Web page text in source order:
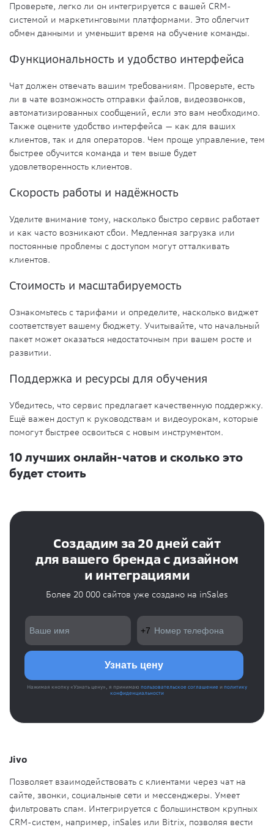
Проверьте, легко ли он интегрируется с вашей CRM-
системой и маркетинговыми платформами. Это облегчит
обмен данными и уменьшит время на обучение команды.
Функциональность и удобство интерфейса
Чат должен отвечать вашим требованиям. Проверьте, есть
ли в чате возможность отправки файлов, видеозвонков,
автоматизированных сообщений, если это вам необходимо.
Также оцените удобство интерфейса — как для ваших
клиентов, так и для операторов. Чем проще управление, тем
быстрее обучится команда и тем выше будет
удовлетворенность клиентов.
Скорость работы и надёжность
Уделите внимание тому, насколько быстро сервис работает
и как часто возникают сбои. Медленная загрузка или
постоянные проблемы с доступом могут отталкивать
клиентов.
Стоимость и масштабируемость
Ознакомьтесь с тарифами и определите, насколько виджет
соответствует вашему бюджету. Учитывайте, что начальный
пакет может оказаться недостаточным при вашем росте и
развитии.
Поддержка и ресурсы для обучения
Убедитесь, что сервис предлагает качественную поддержку.
Ещё важен доступ к руководствам и видеоурокам, которые
помогут быстрее освоиться с новым инструментом.
10 лучших онлайн-чатов и сколько это
будет стоить
Создадим за 20 дней сайт
для вашего бренда с дизайном
и интеграциями
Более 20 000 сайтов уже создано на inSales
Нажимая кнопку «Узнать цену», я принимаю пользовательское соглашение и политику
конфиденциальности
Jivo
Позволяет взаимодействовать с клиентами через чат на
сайте, звонки, социальные сети и мессенджеры. Умеет
фильтровать спам. Интегрируется с большинством крупных
CRM-систем, например, inSales или Bitrix, позволяя вести